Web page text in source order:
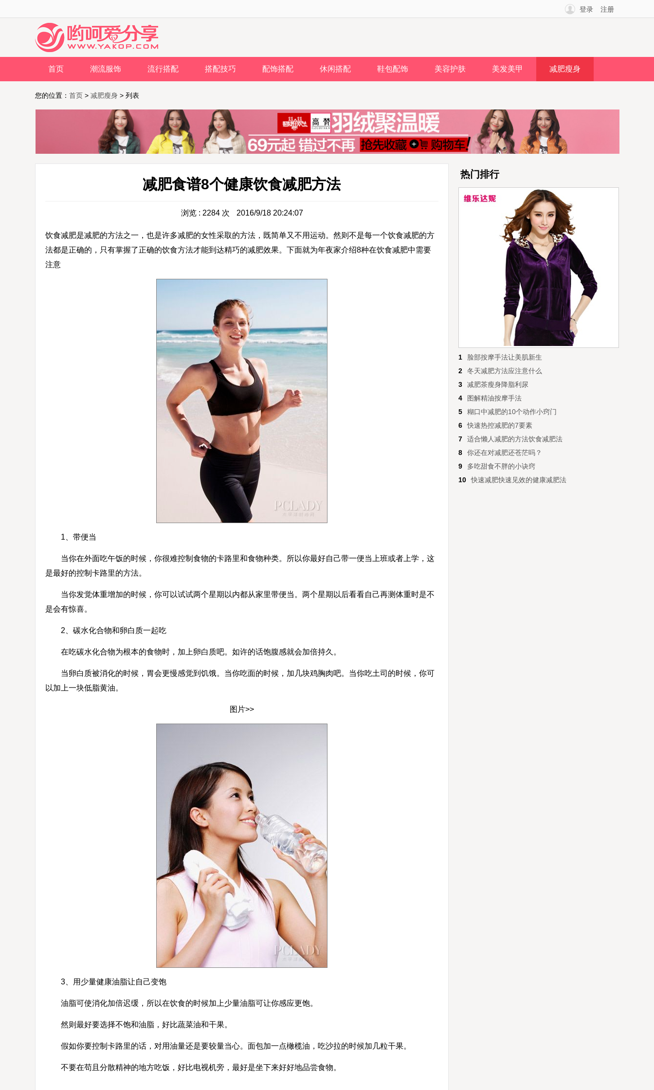
登录 注册
首页 潮流服饰 流行搭配 搭配技巧 配饰搭配 休闲搭配 鞋包配饰 美容护肤 美发美甲 减肥瘦身
您的位置： 首页 > 减肥瘦身 > 列表
减肥食谱8个健康饮食减肥方法
浏览 : 2284 次 2016/9/18 20:24:07
饮食减肥是减肥的方法之一，也是许多减肥的女性采取的方法，既简单又不用运动。然则不是每一个饮食减肥的方
法都是正确的，只有掌握了正确的饮食方法才能到达精巧的减肥效果。下面就为年夜家介绍8种在饮食减肥中需要
注意
1、带便当
当你在外面吃午饭的时候，你很难控制食物的卡路里和食物种类。所以你最好自己带一便当上班或者上学，这
是最好的控制卡路里的方法。
当你发觉体重增加的时候，你可以试试两个星期以内都从家里带便当。两个星期以后看看自己再测体重时是不
是会有惊喜。
2、碳水化合物和卵白质一起吃
在吃碳水化合物为根本的食物时，加上卵白质吧。如许的话饱腹感就会加倍持久。
当卵白质被消化的时候，胃会更慢感觉到饥饿。当你吃面的时候，加几块鸡胸肉吧。当你吃土司的时候，你可
以加上一块低脂黄油。
图片>>
3、用少量健康油脂让自己变饱
油脂可使消化加倍迟缓，所以在饮食的时候加上少量油脂可让你感应更饱。
然则最好要选择不饱和油脂，好比蔬菜油和干果。
假如你要控制卡路里的话，对用油量还是要较量当心。面包加一点橄榄油，吃沙拉的时候加几粒干果。
不要在苟且分散精神的地方吃饭，好比电视机旁，最好是坐下来好好地品尝食物。
热门排行
1
脸部按摩手法让美肌新生
2
冬天减肥方法应注意什么
3
减肥茶瘦身降脂利尿
4
图解精油按摩手法
5
糊口中减肥的10个动作小窍门
6
快速热控减肥的7要素
7
适合懒人减肥的方法饮食减肥法
8
你还在对减肥还苍茫吗？
9
多吃甜食不胖的小诀窍
10
快速减肥快速见效的健康减肥法